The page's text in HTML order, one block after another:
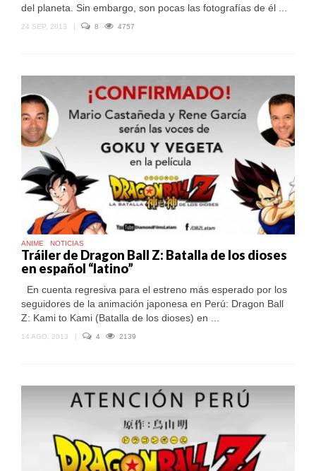
del planeta. Sin embargo, son pocas las fotografías de él ...
24 SEP, 2013 | 8 4757
ANIME NOTICIAS
Tráiler de Dragon Ball Z: Batalla de los dioses
en español “latino”
En cuenta regresiva para el estreno más esperado por los
seguidores de la animación japonesa en Perú: Dragon Ball
Z: Kami to Kami (Batalla de los dioses) en ...
14 AGO, 2013 | 4 2139